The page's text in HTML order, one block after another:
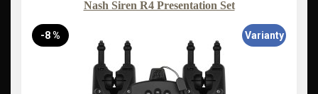
Nash Siren R4 Presentation Set
-8 % Varianty